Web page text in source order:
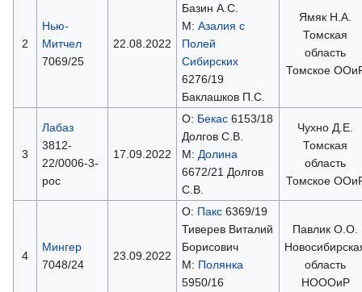
2
Нью-
Митчел
7069/25
22.08.2022
Базин А.С.
М: Азалия с
Полей
Сибирских
6276/19
Баклашков П.С.
Ямяк Н.А.
Томская
область
Томское
3
Лабаз
3812-
22/0006-3-
рос
17.09.2022
О: Бекас6153/18
Долгов С.В.
М: Долина
6672/21 Долгов
С.В.
Чухно Д.Е.
Томская
область
Томское
4
Мингер
7048/24
23.09.2022
О: Пакс6369/19
Тиверев Виталий
Борисович
М: Полянка
5950/16
Павлик О.О.
область
НОООиР